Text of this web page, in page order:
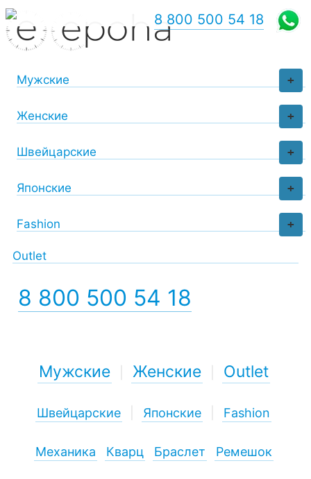
+
Мужские
+
Женские
+
Швейцарские
+
Японские
+
Fashion
Outlet
8 800 500 54 18
8 800 500 54 18
Мужские Женские Outlet
Швейцарские Японские Fashion
Механика Кварц Браслет Ремешок